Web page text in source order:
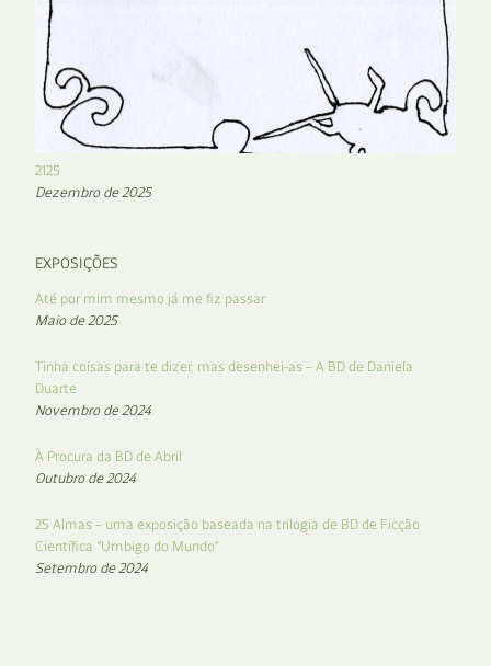
2125
Dezembro de 2025
EXPOSIÇÕES
Até por mim mesmo já me fiz passar
Maio de 2025
Tinha coisas para te dizer, mas desenhei-as – A BD de Daniela
Duarte
Novembro de 2024
À Procura da BD de Abril
Outubro de 2024
25 Almas – uma exposição baseada na trilogia de BD de Ficção
Científica “Umbigo do Mundo”
Setembro de 2024